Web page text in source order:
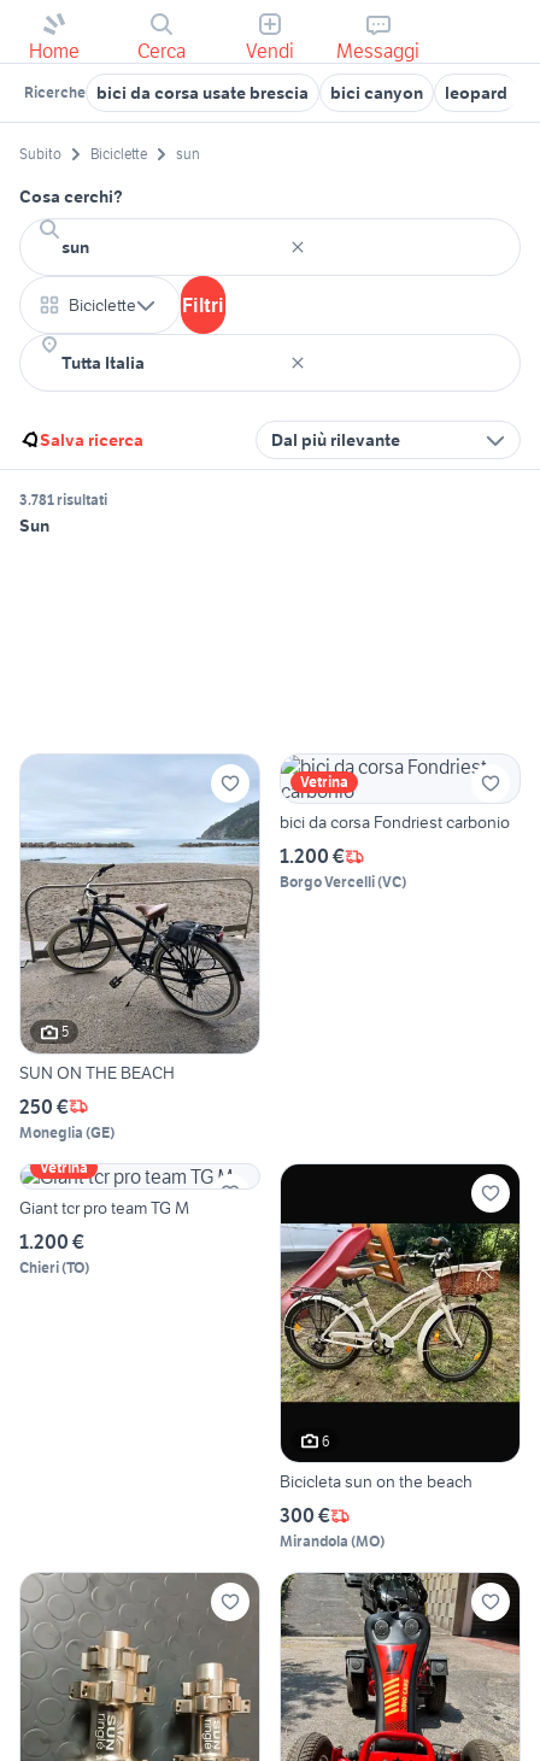
Home Cerca Vendi Messaggi
Ricerche bici da corsa usate brescia bici canyon leopard
Subito Biciclette sun
Cosa cerchi?
Biciclette Filtri
Salva ricerca Dal più rilevante
3.781 risultati
Sun
5
SUN ON THE BEACH
250 €
Moneglia (GE)
Vetrina
bici da corsa Fondriest carbonio
1.200 €
Borgo Vercelli(VC)
Vetrina
Giant tcr pro team TG M
1.200 €
Chieri(TO)
6
Bicicleta sun on the beach
300 €
Mirandola (MO)